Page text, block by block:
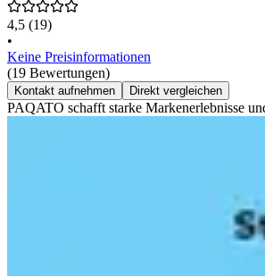
4,5 (19)
•
Keine Preisinformationen
(19 Bewertungen)
Kontakt aufnehmen Direkt vergleichen
PAQATO schafft starke Markenerlebnisse